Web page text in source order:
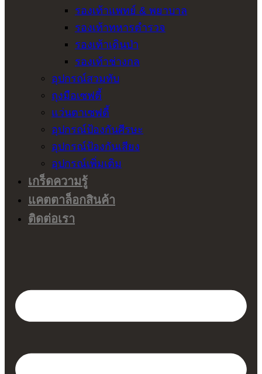
รองเท้าแพทย์ & พยาบาล
รองเท้าทหารตำรวจ
รองเท้าเดินป่า
รองเท้าช่างกล
อุปกรณ์สวมทับ
ถุงมือเซฟตี้
แว่นตาเซฟตี้
อุปกรณ์ป้องกันศีรษะ
อุปกรณ์ป้องกันเสียง
อุปกรณ์เพิ่มเติม
เกร็ดความรู้
แคตตาล็อกสินค้า
ติดต่อเรา